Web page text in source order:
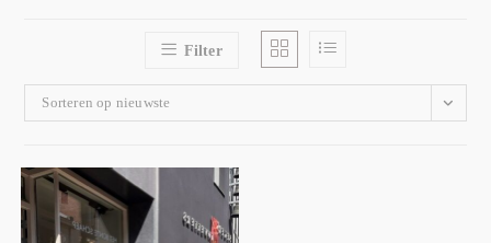
Filter
Sorteren op nieuwste